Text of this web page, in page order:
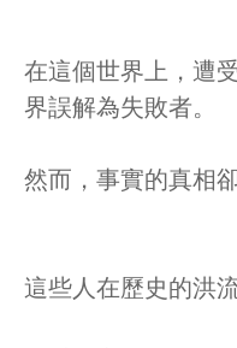
在這個世界上，遭
界誤解為失敗者。
然而，事實的真相
這些人在歷史的洪